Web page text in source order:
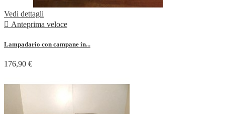
Vedi dettagli
 Anteprima veloce
Lampadario con campane in...
176,90 €